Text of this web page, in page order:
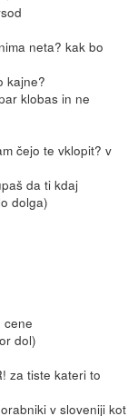
neta? kak bo
kajne?
klobas in ne
čejo te vklopit? v
da ti kdaj
dolga)
cene
dol)
za tiste kateri to
v sloveniji kot